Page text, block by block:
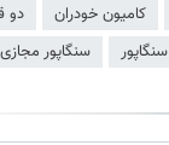
کامیون خودران
دو
سنگاپور سنگاپور مجازی